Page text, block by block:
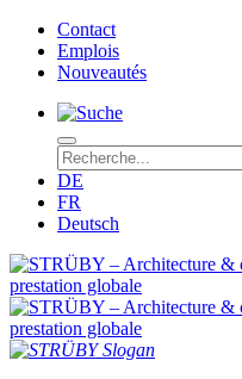
Contact
Emplois
Nouveautés
DE
FR
Deutsch
STRÜBY – Architecture &